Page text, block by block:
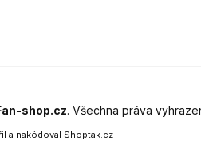
shop.cz. Všechna práva
a nakódoval Shoptak.cz